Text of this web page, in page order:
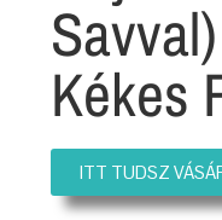
Kékes
ITT TUDSZ